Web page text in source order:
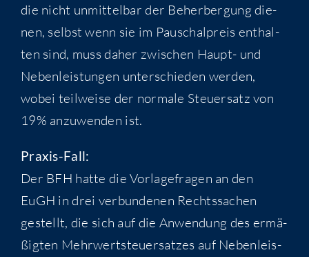
die nicht unmit­tel­bar der Beher­ber­gung die­
nen, selbst wenn sie im Pau­schal­preis ent­hal­
ten sind, muss daher zwi­schen Haupt- und
Neben­leis­tun­gen unter­schie­den wer­den,
wobei teil­wei­se der nor­ma­le Steu­er­satz von
19% anzu­wen­den ist.
Pra­xis-Fall:
Der BFH hat­te die Vor­la­ge­fra­gen an den
EuGH in drei ver­bun­de­nen Rechts­sa­chen
gestellt, die sich auf die Anwen­dung des ermä­
ßig­ten Mehr­wert­steu­er­sat­zes auf Neben­leis­